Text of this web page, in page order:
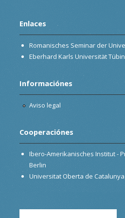
Enlaces
Romanisches Seminar der
Eberhard Karls Universität
Informaciónes
Aviso legal
Cooperaciónes
Ibero-Amerikanisches Institut -
Berlin
Universitat Oberta de Catalunya